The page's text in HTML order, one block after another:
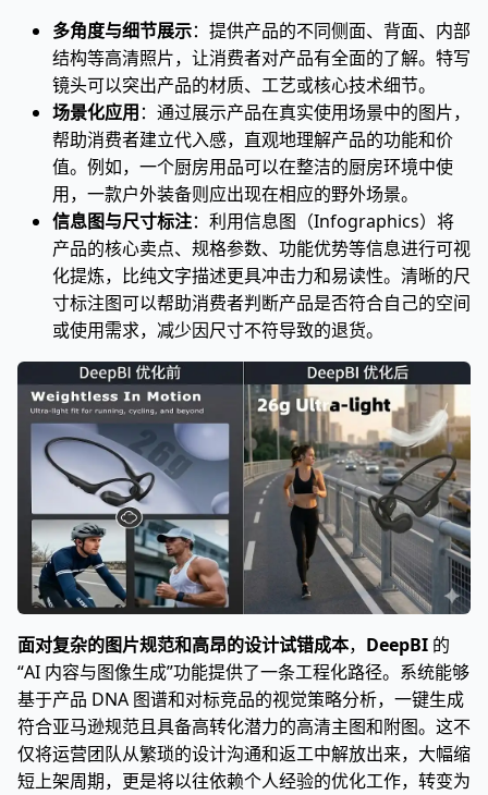
多角度与细节展示：提供产品的不同侧面、背面、内部
结构等高清照片，让消费者对产品有全面的了解。特写
镜头可以突出产品的材质、工艺或核心技术细节。
场景化应用：通过展示产品在真实使用场景中的图片，
帮助消费者建立代入感，直观地理解产品的功能和价
值。例如，一个厨房用品可以在整洁的厨房环境中使
用，一款户外装备则应出现在相应的野外场景。
信息图与尺寸标注：利用信息图（Infographics）将
产品的核心卖点、规格参数、功能优势等信息进行可视
化提炼，比纯文字描述更具冲击力和易读性。清晰的尺
寸标注图可以帮助消费者判断产品是否符合自己的空间
或使用需求，减少因尺寸不符导致的退货。
面对复杂的图片规范和高昂的设计试错成本， DeepBI 的
“AI 内容与图像生成”功能提供了一条工程化路径。系统能够
基于产品 DNA 图谱和对标竞品的视觉策略分析，一键生成
符合亚马逊规范且具备高转化潜力的高清主图和附图。这不
仅将运营团队从繁琐的设计沟通和返工中解放出来，大幅缩
短上架周期，更是将以往依赖个人经验的优化工作，转变为